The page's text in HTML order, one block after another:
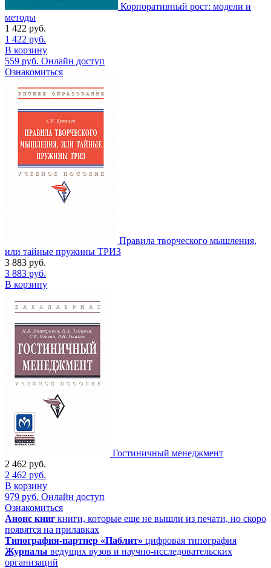
Корпоративный рост: модели и
методы
1 422 руб.
1 422 руб.
В корзину
559 руб. Онлайн доступ
Ознакомиться
Правила творческого мышления,
или тайные пружины ТРИЗ
3 883 руб.
3 883 руб.
В корзину
Гостиничный менеджмент
2 462 руб.
2 462 руб.
В корзину
979 руб. Онлайн доступ
Ознакомиться
Анонс книг книги, которые еще не вышли из печати, но скоро
появятся на прилавках
Типография-партнер «Паблит» цифровая типография
Журналы ведущих вузов и научно-исследовательских
организаций